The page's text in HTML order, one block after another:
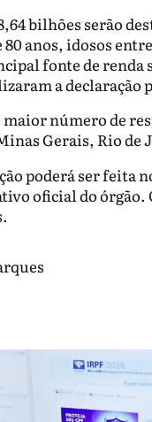
bilhões serão
anos, idosos
fonte de renda
a declaração
maior número de
Gerais, Rio de
poderá ser feita
oficial do